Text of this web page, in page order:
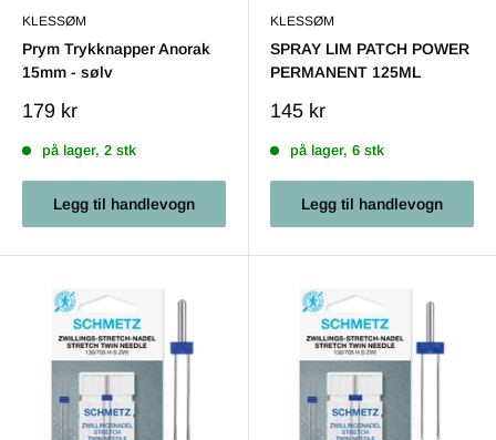
KLESSØM
Prym Trykknapper Anorak
15mm - sølv
Salgs
179 kr
på lager, 2 stk
Legg til handlevogn
KLESSØM
SPRAY LIM PATCH POWER
PERMANENT 125ML
Salgs
145 kr
på lager, 6 stk
Legg til handlevogn